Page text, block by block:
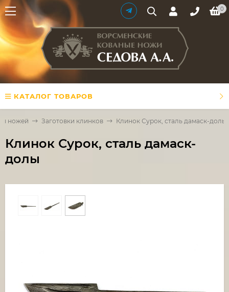
0
КАТАЛОГ ТОВАРОВ
ножей Заготовки клинков Клинок Сурок, сталь дамаск-долы
Клинок Сурок, сталь дамаск-
долы